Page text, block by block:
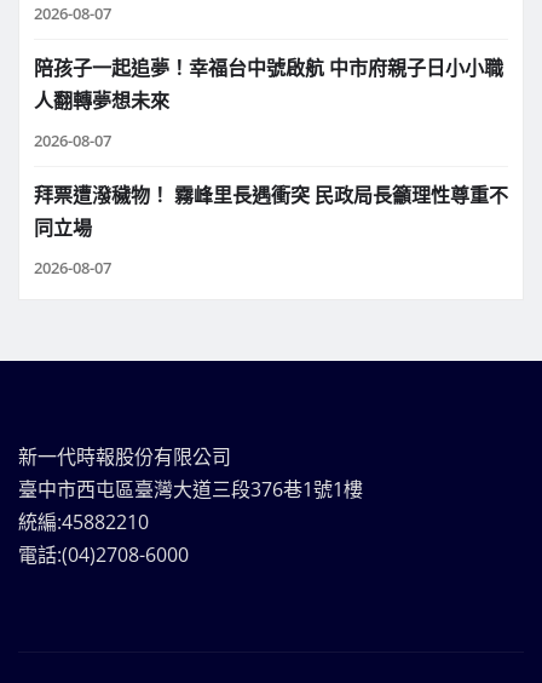
2026-08-07
陪孩子一起追夢！幸福台中號啟航 中市府親子日小小職
人翻轉夢想未來
2026-08-07
拜票遭潑穢物！ 霧峰里長遇衝突 民政局長籲理性尊重不
同立場
2026-08-07
新一代時報股份有限公司
臺中市西屯區臺灣大道三段376巷1號1樓
統編:45882210
電話:(04)2708-6000